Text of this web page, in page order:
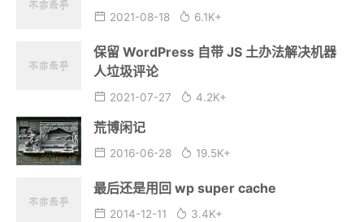
2021-08-18 6.1K+
保留 WordPress 自带 JS 土办法解决机器
人垃圾评论
2021-07-27 4.2K+
荒博闲记
2016-06-28 19.5K+
最后还是用回 wp super cache
2014-12-11 3.4K+